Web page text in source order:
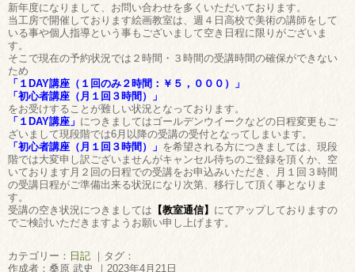
新年度になりまして、お問い合わせを多くいただいております。
当工房で開催しております絵画教室は、週４日高校で美術の講師をして
いる事や個人指導という事もございまして空き日程に限りがございま
す。
そこで現在の予約状況では２時間・３時間の受講時間の確保ができない
ため
「１DAY講座（１回のみ２時間：￥５，０００）」
「初心者講座（月１回３時間）」
をお受けすることが難しい状況となっております。
「１DAY講座」 につきましてはゴールデンウイークなどの日程変更もご
ざいまして現段階では6月以降の受講の受付となってしまいます。
「初心者講座（月１回３時間）」 を希望される方につきましては、現段
階では大変申し訳ございませんがキャンセル待ちのご登録を頂くか、空
いております月２回の日程での受講をお申込みいただき、月１回３時間
の受講日程がご準備出来る状況になり次第、移行して頂く事となりま
す。
受講の空き状況につきましては 【教室通信】 にてアップしておりますの
でご検討いただきますようお願い申し上げます。
カテゴリー： 日記 ｜タグ：
作成者：桑原 武史 ｜2023年4月21日